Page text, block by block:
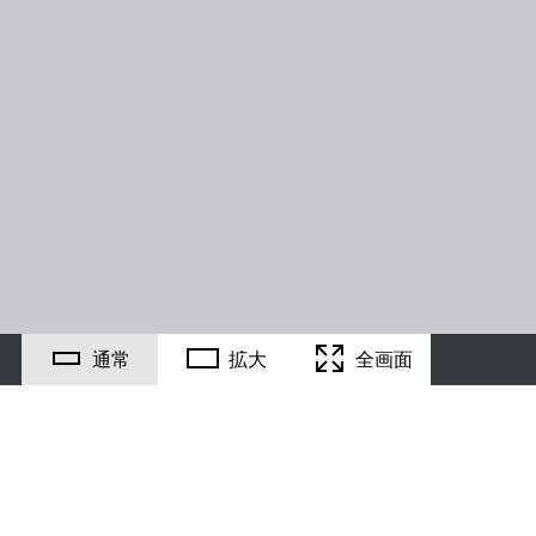
通常 拡大 全画面